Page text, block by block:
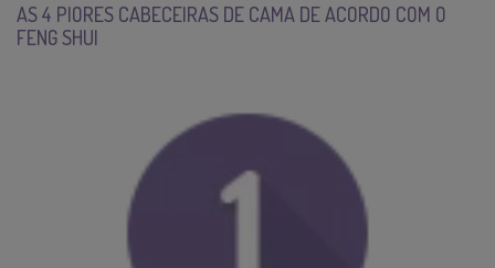
AS 4 PIORES CABECEIRAS DE CAMA DE ACORDO COM O
FENG SHUI